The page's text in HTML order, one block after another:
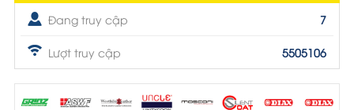
Đang truy cập 7
Lượt truy cập 5505106